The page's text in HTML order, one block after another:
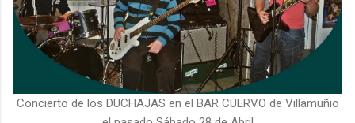
Concierto de los DUCHAJAS en el BAR CUERVO de Villamuñio